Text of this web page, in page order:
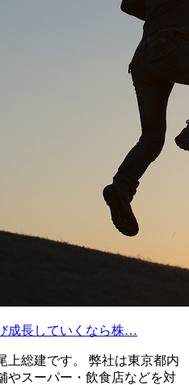
成長していくなら株…
上総建です。 弊社は東京都内
やスーパー・飲食店などを対